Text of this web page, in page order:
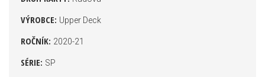
VÝROBCE: Upper Deck
ROČNÍK: 2020-21
SÉRIE: SP